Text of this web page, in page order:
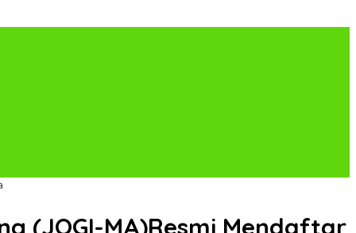
(JOGI-MA)Resmi Mendaftar